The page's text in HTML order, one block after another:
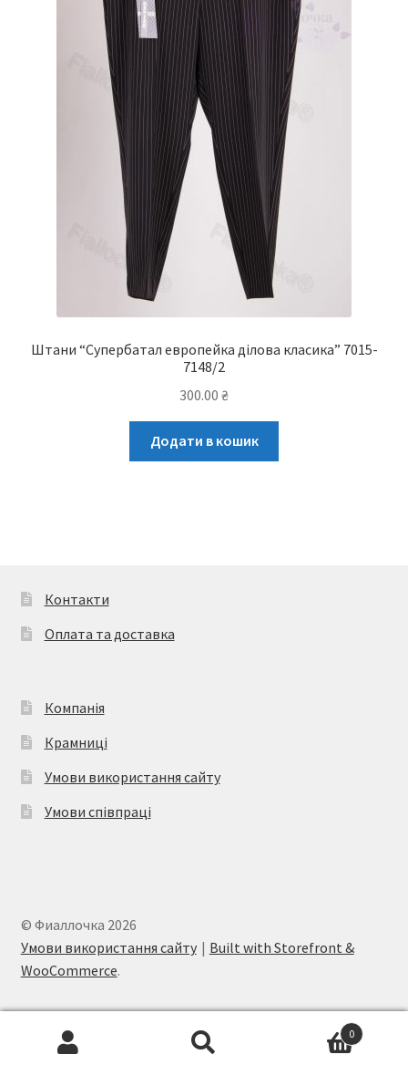
Штани “Супербатал европейка ділова класика” 7015-
7148/2
300.00 ₴
Додати в кошик
Контакти
Оплата та доставка
Компанія
Крамниці
Умови використання сайту
Умови співпраці
© Фиаллочка 2026
Умови використання сайту
Built with Storefront &
WooCommerce.
Шукати
0